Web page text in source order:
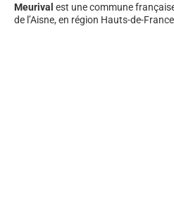
Meurival est une commune
de l’Aisne, en région Hauts-de-